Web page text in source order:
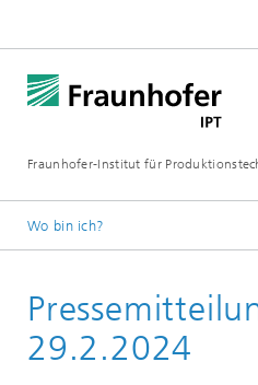
Fraunhofer-Institut für
Wo bin ich?
Aktuelle
29.2.2024